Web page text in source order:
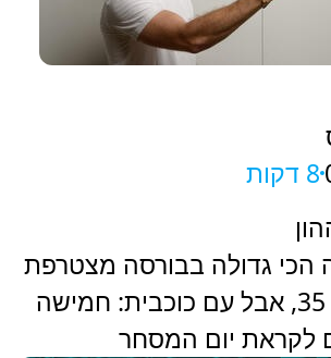
8 דקות
הכי גדולה בבורסה מצטרפת
לת"א 35, אבל עם כוכבית: חמישה
לקראת יום המסחר